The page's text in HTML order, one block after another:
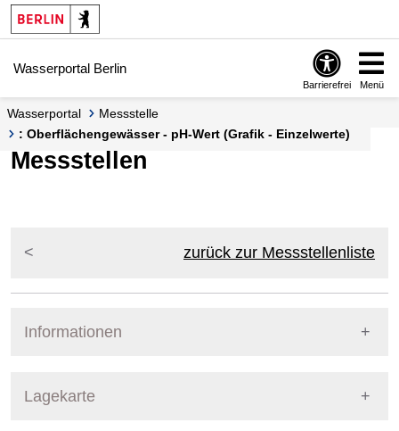
Springe zur Navigation
Springe zum Inhalt
Wasserportal Berlin
Barrierefrei Menü
Wasserportal
Messstelle
: Oberflächengewässer - pH-Wert (Grafik - Einzelwerte)
Messstellen
zurück zur Messstellenliste
Informationen
Lagekarte